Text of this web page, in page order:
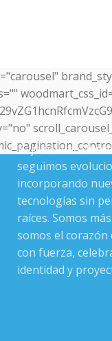
Bajo el lema
seguimos
incorporando
tecnologías sin
raíces. Somos
somos el
con fuerza,
identidad y